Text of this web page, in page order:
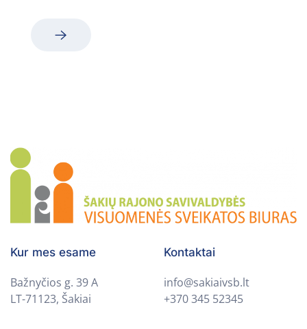
Kur mes esame
Bažnyčios g. 39 A
LT-71123, Šakiai
Kontaktai
info@sakiaivsb.lt
+370 345 52345